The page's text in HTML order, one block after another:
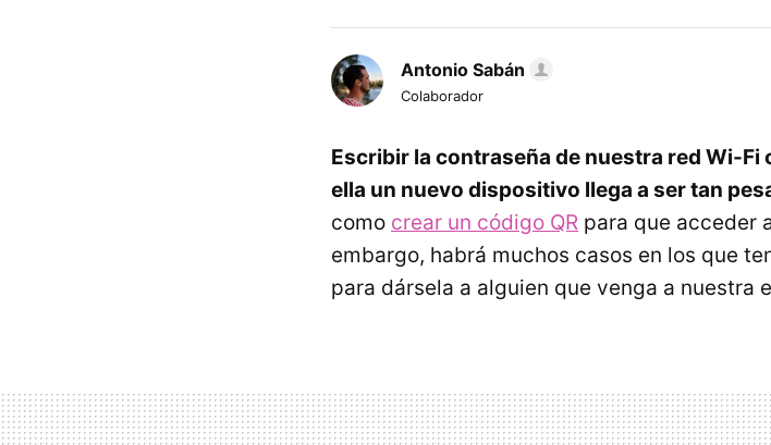
Antonio Sabán
Colaborador
Escribir la contraseña de nuestra red Wi-Fi
ella un nuevo dispositivo llega a ser tan
como crear un código QR para que acceder
embargo, habrá muchos casos en los que
para dársela a alguien que venga a nuestra